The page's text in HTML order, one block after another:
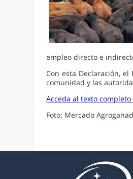
empleo directo e
Con esta Declaración,
comunidad y las
Acceda al texto
Foto: Mercado